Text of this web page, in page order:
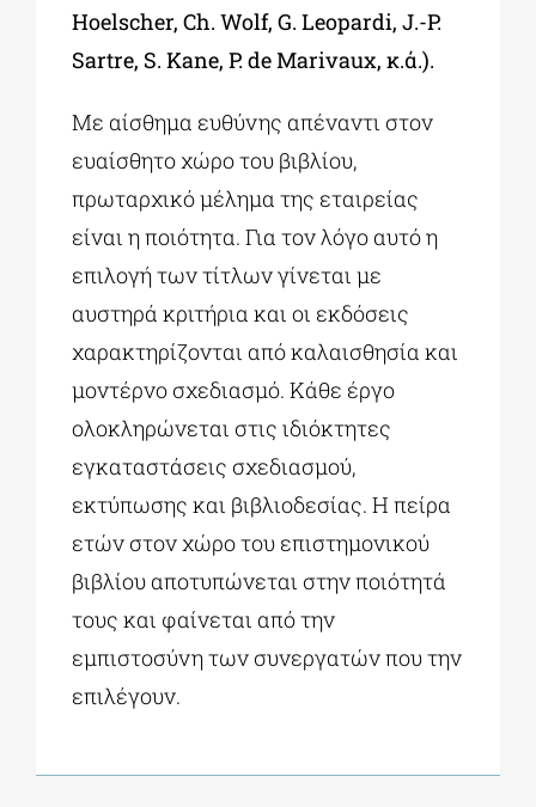
Hoelscher, Ch. Wolf, G. Leopardi, J.-P.
Sartre, S. Kane, P. de Marivaux, κ.ά.).
Mε αίσθημα ευθύνης απέναντι στον
ευαίσθητο χώρο του βιβλίου,
πρωταρχικό μέλημα της εταιρείας
είναι η ποιότητα. Για τον λόγο αυτό η
επιλογή των τίτλων γίνεται με
αυστηρά κριτήρια και οι εκδόσεις
χαρακτηρίζονται από καλαισθησία και
μοντέρνο σχεδιασμό. Κάθε έργο
ολοκληρώνεται στις ιδιόκτητες
εγκαταστάσεις σχεδιασμού,
εκτύπωσης και βιβλιοδεσίας. Η πείρα
ετών στον χώρο του επιστημονικού
βιβλίου αποτυπώνεται στην ποιότητά
τους και φαίνεται από την
εμπιστοσύνη των συνεργατών που την
επιλέγουν.